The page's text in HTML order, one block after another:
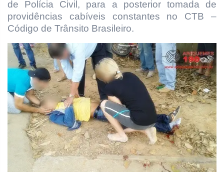
de Polícia Civil, para a posterior tomada de
providências cabíveis constantes no CTB –
Código de Trânsito Brasileiro.